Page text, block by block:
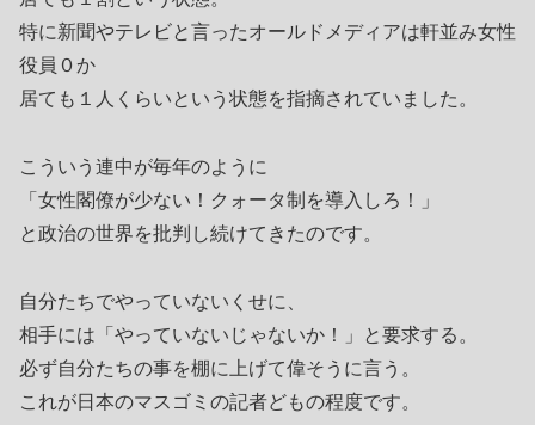
特に新聞やテレビと言ったオールドメディアは軒並み女性
役員０か
居ても１人くらいという状態を指摘されていました。
こういう連中が毎年のように
「女性閣僚が少ない！クォータ制を導入しろ！」
と政治の世界を批判し続けてきたのです。
自分たちでやっていないくせに、
相手には「やっていないじゃないか！」と要求する。
必ず自分たちの事を棚に上げて偉そうに言う。
これが日本のマスゴミの記者どもの程度です。